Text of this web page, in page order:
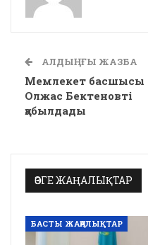
АЛДЫҢҒЫ ЖАЗБА
Мемлекет басшысы
Олжас Бектеновті
қабылдады
ӨЗГЕ ЖАҢАЛЫҚТАР
БАСТЫ ЖАҢАЛЫҚТАР